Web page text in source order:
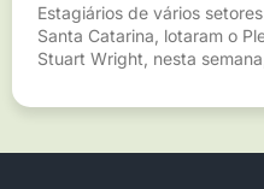
Estagiários de vários
Santa Catarina, lotaram o
Stuart Wright, nesta